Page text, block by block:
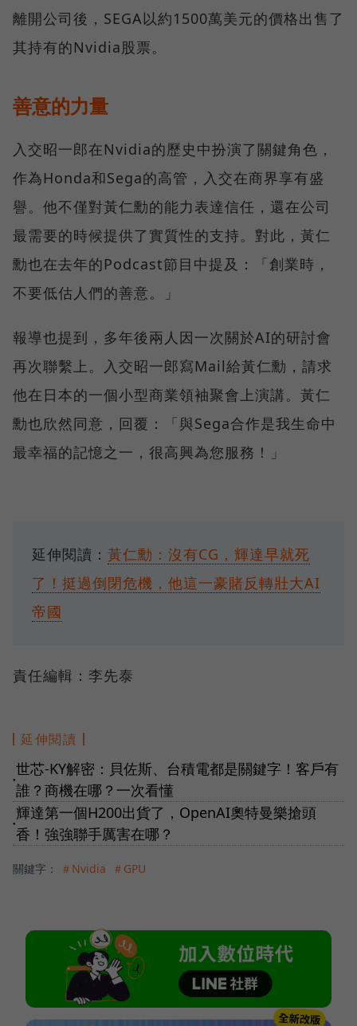
離開公司後，SEGA以約1500萬美元的價格出售了
其持有的Nvidia股票。
善意的力量
入交昭一郎在Nvidia的歷史中扮演了關鍵角色，
作為Honda和Sega的高管，入交在商界享有盛
譽。他不僅對黃仁勳的能力表達信任，還在公司
最需要的時候提供了實質性的支持。對此，黃仁
勳也在去年的Podcast節目中提及：「創業時，
不要低估人們的善意。」
報導也提到，多年後兩人因一次關於AI的研討會
再次聯繫上。入交昭一郎寫Mail給黃仁勳，請求
他在日本的一個小型商業領袖聚會上演講。黃仁
勳也欣然同意，回覆：「與Sega合作是我生命中
最幸福的記憶之一，很高興為您服務！」
延伸閱讀： 黃仁勳：沒有CG，輝達早就死
了！挺過倒閉危機，他這一豪賭反轉壯大AI
帝國
責任編輯：李先泰
延伸閱讀
●
世芯-KY解密：貝佐斯、台積電都是關鍵字！客戶有
誰？商機在哪？一次看懂
●
輝達第一個H200出貨了，OpenAI奧特曼樂搶頭
香！強強聯手厲害在哪？
關鍵字： ＃Nvidia ＃GPU